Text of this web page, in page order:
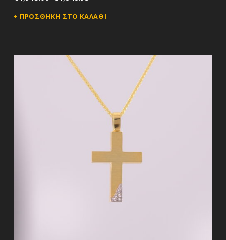
ΠΡΟΣΘΉΚΗ ΣΤΟ ΚΑΛΆΘΙ